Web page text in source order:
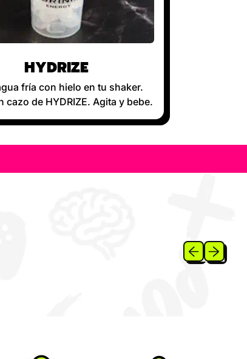
HYDRIZE
fría con hielo en tu shaker.
cazo de HYDRIZE. Agita y bebe.